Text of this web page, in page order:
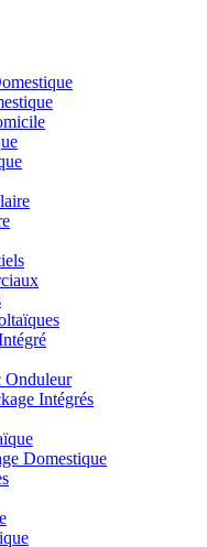
Onduleur
Intégrés
Domestique